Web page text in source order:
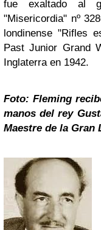
fue exaltado al
"Misericordia" nº
londinense "Rifles
Past Junior Grand
Inglaterra en 1942.
Foto: Fleming
manos del rey
Maestre de la Gran